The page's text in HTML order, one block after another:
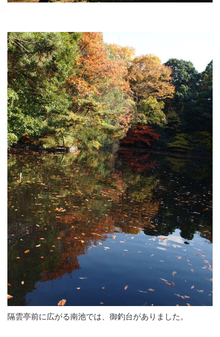
隔雲亭前に広がる南池では、御釣台がありました。